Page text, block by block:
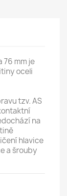
76 mm je
oceli
tzv. AS
na
hlavice
a šrouby